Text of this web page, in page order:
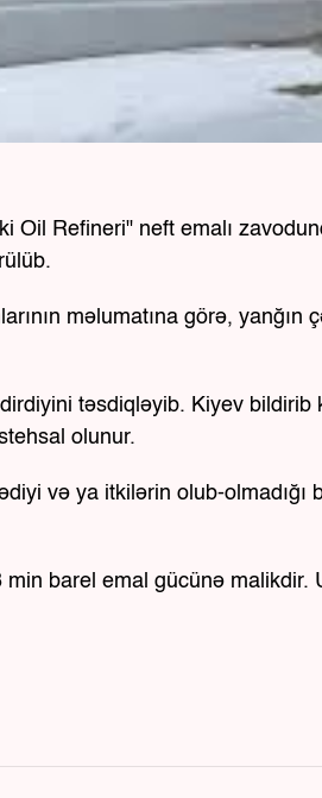
Oil Refineri" neft emalı
məlumatına görə, yanğın
təsdiqləyib. Kiyev bildirib
olunur.
və ya itkilərin olub-olmadığı
min barel emal gücünə